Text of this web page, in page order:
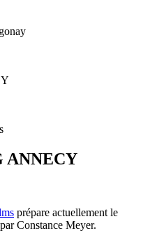
ANNECY
prépare actuellement le
Constance Meyer.